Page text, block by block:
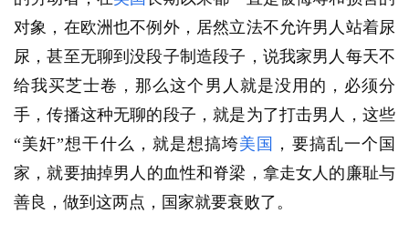
对象 ，在欧洲也不例外，居然立法不允许男人站着尿
尿，甚至无聊到没段子制造段子，说我家男人每天不
给我买芝士卷，那么这个男人就是没用的，必须分
手，传播这种无聊的段子，就是为了打击男人，这些
“美奸”想干什么，就是想搞垮美国 ，要搞乱一个国
家，就要‌抽掉男人的血性和脊梁，拿走女人的廉耻与
善良，做到这两点，国家就要衰败了。